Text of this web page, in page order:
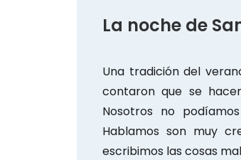
La noche de
Una tradición del
contaron que se
Nosotros no
Hablamos son muy
escribimos las cosas